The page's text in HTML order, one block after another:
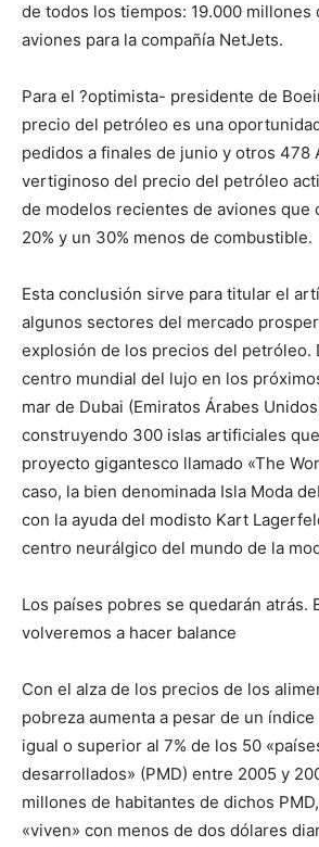
de todos los tiempos: 19.000 millones
aviones para la compañía NetJets.
Para el ?optimista- presidente de
precio del petróleo es una
pedidos a finales de junio y otros 478
vertiginoso del precio del petróleo
de modelos recientes de aviones que
20% y un 30% menos de combustible.
Esta conclusión sirve para titular el
algunos sectores del mercado
explosión de los precios del petróleo.
centro mundial del lujo en los
mar de Dubai (Emiratos Árabes
construyendo 300 islas artificiales
proyecto gigantesco llamado «The
caso, la bien denominada Isla Moda
con la ayuda del modisto Kart
centro neurálgico del mundo de la
Los países pobres se quedarán atrás.
volveremos a hacer balance
Con el alza de los precios de los
pobreza aumenta a pesar de un
igual o superior al 7% de los 50
desarrollados» (PMD) entre 2005 y
millones de habitantes de dichos
«viven» con menos de dos dólares